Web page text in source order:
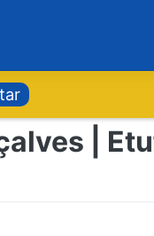
|